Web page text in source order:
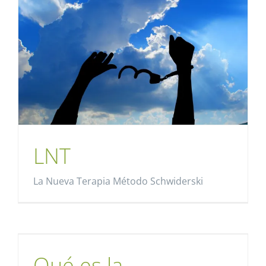
LNT
La Nueva Terapia Método Schwiderski